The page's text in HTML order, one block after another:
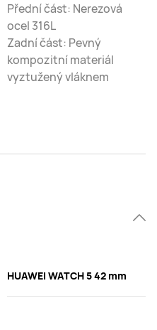
Přední část: Nerezová
ocel 316L
Zadní část: Pevný
kompozitní materiál
vyztužený vláknem
HUAWEI WATCH 5 42 mm